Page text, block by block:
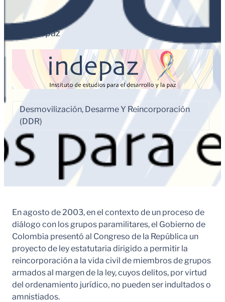
Indepaz
Desmovilización, Desarme Y Reincorporación
(DDR)
En agosto de 2003, en el contexto de un proceso de
diálogo con los grupos paramilitares, el Gobierno de
Colombia presentó al Congreso de la República un
proyecto de ley estatutaria dirigido a permitir la
reincorporación a la vida civil de miembros de grupos
armados al margen de la ley, cuyos delitos, por virtud
del ordenamiento jurídico, no pueden ser indultados o
amnistiados.